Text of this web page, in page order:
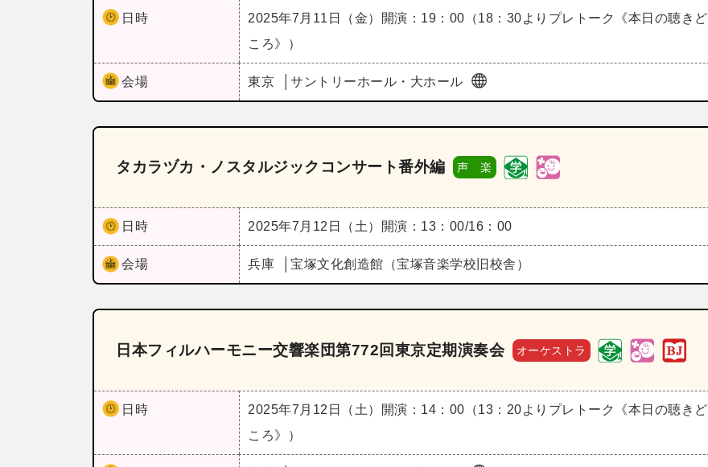
日時 2025年7月11日（金）
開演：19：00（18：30よりプレトーク《本日の聴きど
ころ》）
会場 東京 サントリーホール・大ホール
タカラヅカ・ノスタルジックコンサート番外編 声 楽
日時 2025年7月12日（土） 開演：13：00/16：00
会場 兵庫 宝塚文化創造館（宝塚音楽学校旧校舎）
日本フィルハーモニー交響楽団第772回東京定期演奏会 オーケストラ
日時 2025年7月12日（土）
開演：14：00（13：20よりプレトーク《本日の聴きど
ころ》）